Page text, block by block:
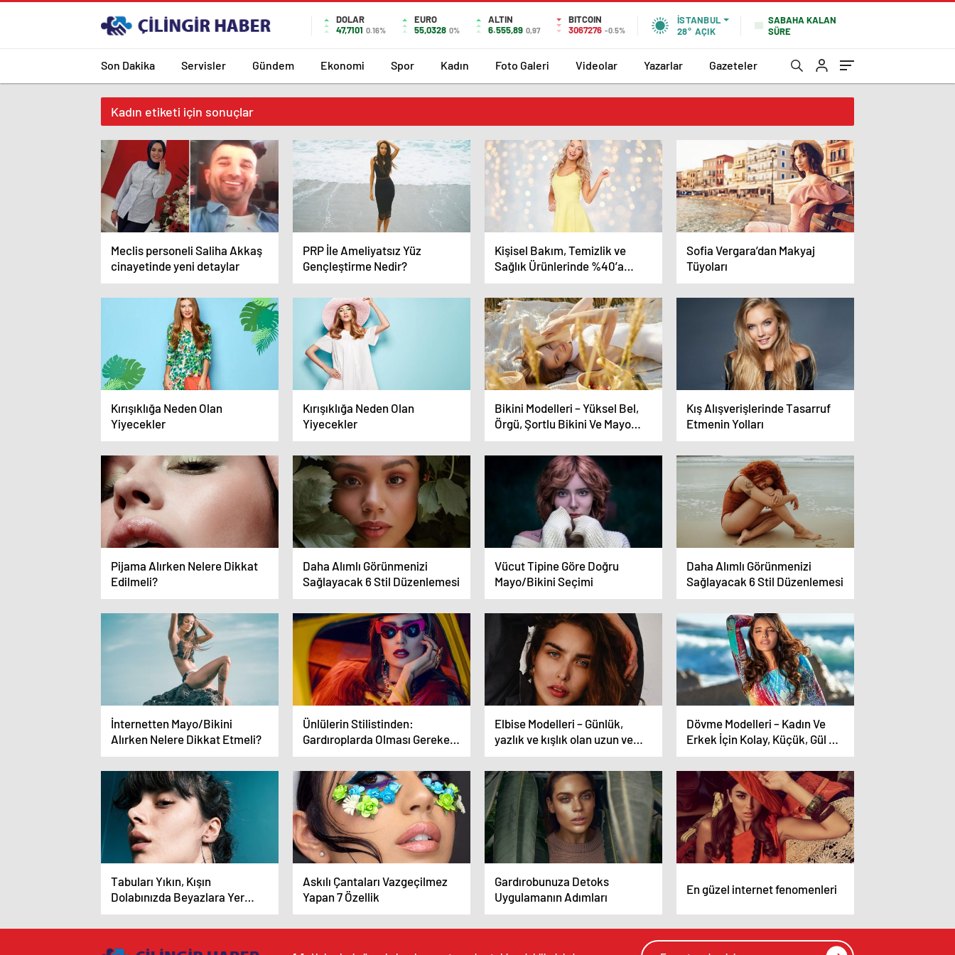
DOLAR
47,7101 0.16%
EURO
55,0328 0%
ALTIN
6.555,89 0,97
BITCOIN
3067276 -0.5%
İSTANBUL
28° AÇIK
SABAHA KALAN
SÜRE
Son Dakika Servisler Gündem Ekonomi Spor Kadın Foto Galeri Videolar Yazarlar Gazeteler
Kadın etiketi için sonuçlar
Meclis personeli Saliha Akkaş
cinayetinde yeni detaylar
PRP İle Ameliyatsız Yüz
Gençleştirme Nedir?
Kişisel Bakım, Temizlik ve
Sağlık Ürünlerinde %40’a
Varan İndirim
Sofia Vergara’dan Makyaj
Tüyoları
Kırışıklığa Neden Olan
Yiyecekler
Kırışıklığa Neden Olan
Yiyecekler
Bikini Modelleri – Yüksel Bel,
Örgü, Şortlu Bikini Ve Mayo
Modelleri
Kış Alışverişlerinde Tasarruf
Etmenin Yolları
Pijama Alırken Nelere Dikkat
Edilmeli?
Daha Alımlı Görünmenizi
Sağlayacak 6 Stil Düzenlemesi
Vücut Tipine Göre Doğru
Mayo/Bikini Seçimi
Daha Alımlı Görünmenizi
Sağlayacak 6 Stil Düzenlemesi
İnternetten Mayo/Bikini
Alırken Nelere Dikkat Etmeli?
Ünlülerin Stilistinden:
Gardıroplarda Olması Gereken
5 Parça
Elbise Modelleri – Günlük,
yazlık ve kışlık olan uzun ve
kısa elbise modelleri
Dövme Modelleri – Kadın Ve
Erkek İçin Kolay, Küçük, Gül Ve
Yazı Dövme Modelleri
Tabuları Yıkın, Kışın
Dolabınızda Beyazlara Yer
Açın!
Askılı Çantaları Vazgeçilmez
Yapan 7 Özellik
Gardırobunuza Detoks
Uygulamanın Adımları
En güzel internet fenomenleri